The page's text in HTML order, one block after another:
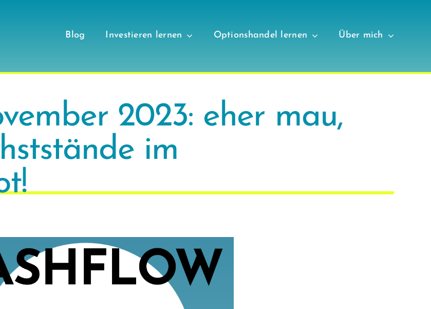
Blog Investieren lernen Optionshandel lernen Über mich
2023: eher mau,
im